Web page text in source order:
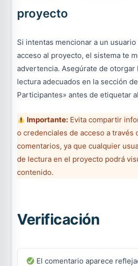
proyecto
Si intentas mencionar a un
acceso al proyecto, el sistema te
advertencia. Asegúrate de otorgar
lectura adecuados en la sección
Participantes» antes de etiquetar
Importante: Evita compartir
o credenciales de acceso a través
comentarios, ya que cualquier
de lectura en el proyecto podrá
contenido.
Verificación
El comentario aparece